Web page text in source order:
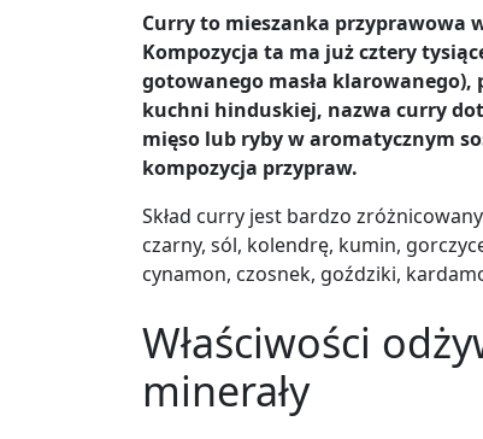
Curry to mieszanka przyprawowa
Kompozycja ta ma już cztery
gotowanego masła
kuchni hinduskiej, nazwa curry
mięso lub ryby w aromatycznym
kompozycja przypraw.
Skład curry jest bardzo
czarny, sól, kolendrę, kumin,
cynamon, czosnek, goździki,
Właściwości
minerały